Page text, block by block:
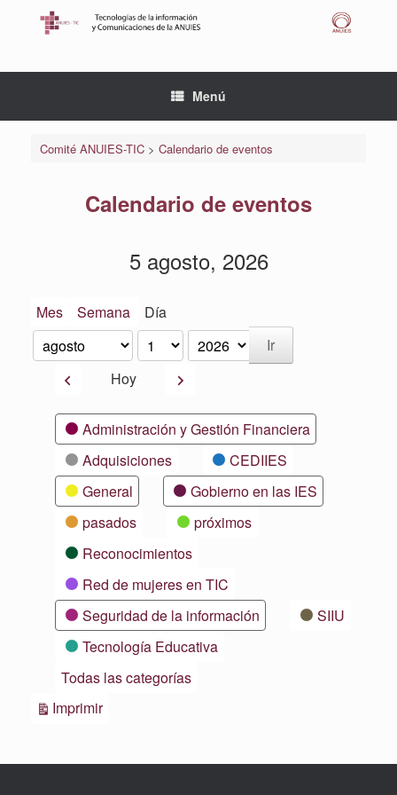
Menú
Comité ANUIES-TIC> Calendario de eventos
Calendario de eventos
5 agosto, 2026
Mes Semana Día
Mes
Día
Año
AnteriorHoy Siguiente
CategoríasAdministración y Gestión Financiera
Adquisiciones
CEDIIES
General
Gobierno en las IES
pasados
próximos
Reconocimientos
Red de mujeres en TIC
Seguridad de la información
SIIU
Tecnología Educativa
Todas las categorías
ImprimirVistas